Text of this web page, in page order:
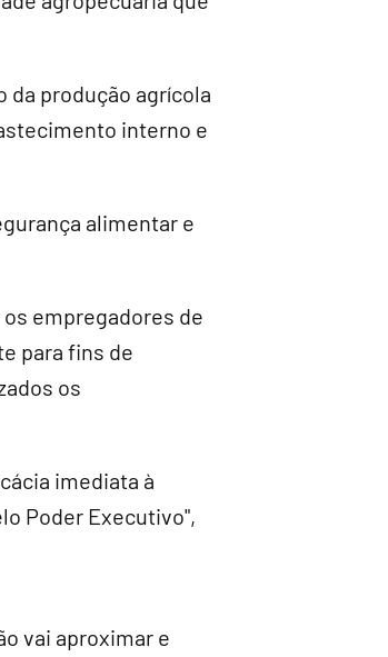
da produção agrícola
interno e
alimentar e
empregadores de
para fins de
os
imediata à
Poder Executivo",
vai aproximar e